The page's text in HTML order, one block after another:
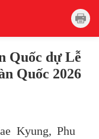
Quốc dự Lễ
Quốc 2026
Kyung, Phu